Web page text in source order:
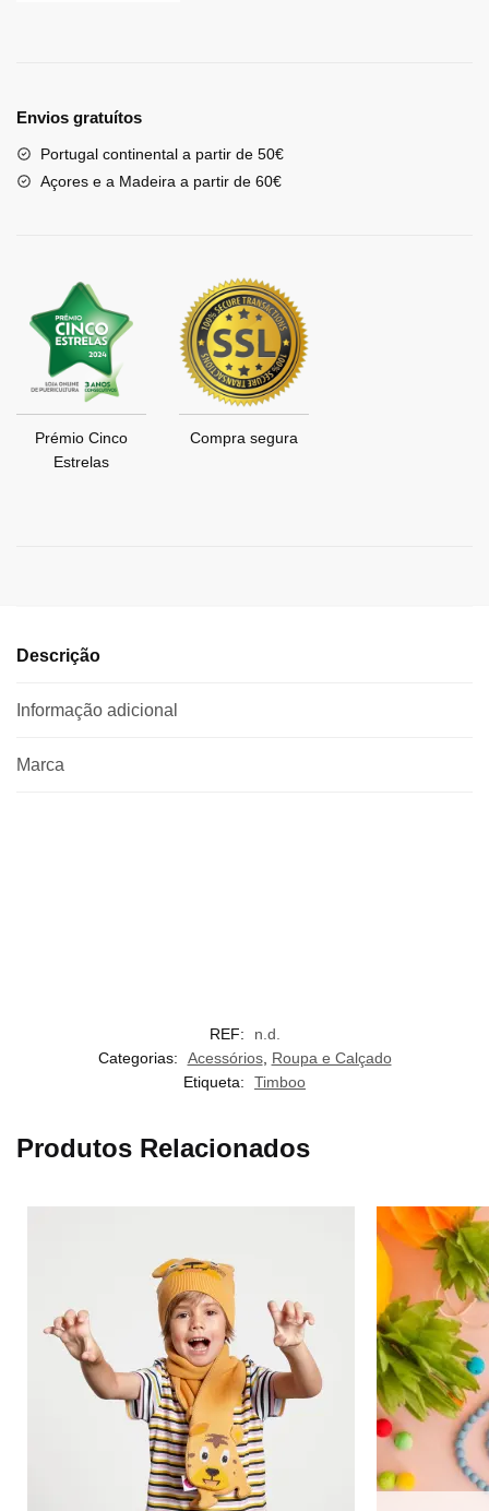
Envios gratuítos
Portugal continental a partir de 50€
Açores e a Madeira a partir de 60€
Prémio Cinco
Estrelas
Compra segura
Descrição
Informação adicional
Marca
REF:
n.d.
Categorias:
Acessórios, Roupa e Calçado
Etiqueta:
Timboo
Produtos Relacionados